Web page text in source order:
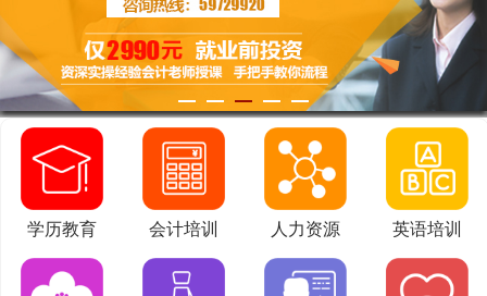
学历教育 会计培训 人力资源 英语培训